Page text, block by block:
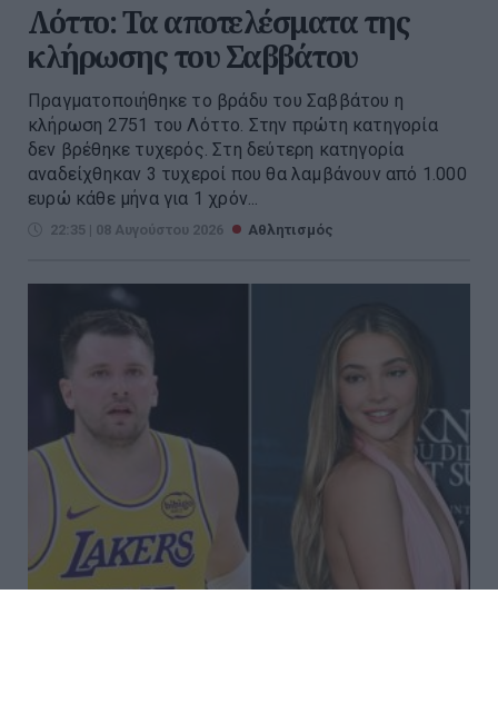
Λόττο: Τα αποτελέσματα της
κλήρωσης του Σαββάτου
Πραγματοποιήθηκε το βράδυ του Σαββάτου η
κλήρωση 2751 του Λόττο. Στην πρώτη κατηγορία
δεν βρέθηκε τυχερός. Στη δεύτερη κατηγορία
αναδείχθηκαν 3 τυχεροί που θα λαμβάνουν από 1.000
ευρώ κάθε μήνα για 1 χρόν...
22:35 | 08 Αυγούστου 2026 Αθλητισμός